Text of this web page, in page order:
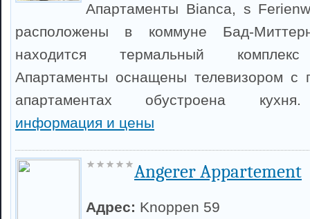
Апартаменты Bianca, s
расположены в коммуне Бад-
находится термальный комплекс
Апартаменты оснащены телевизором с
апартаментах обустроена
информация и цены
Angerer Appartement
Адрес: Knoppen 59